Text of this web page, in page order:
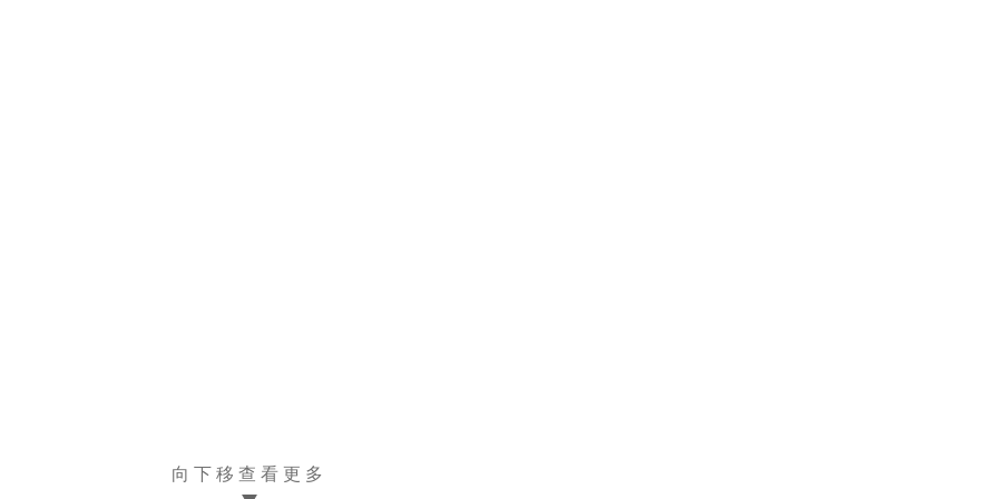
向下移查看更多